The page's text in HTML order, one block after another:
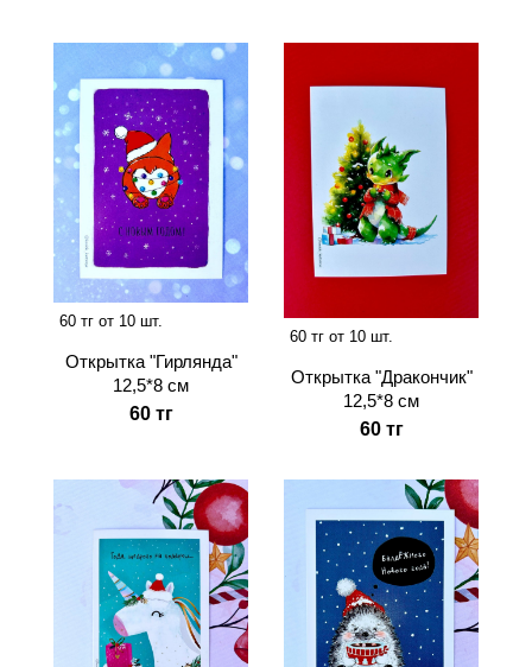
60 тг от 10 шт.
Открытка "Гирлянда"
12,5*8 см
60 тг
60 тг от 10 шт.
Открытка "Дракончик"
12,5*8 см
60 тг